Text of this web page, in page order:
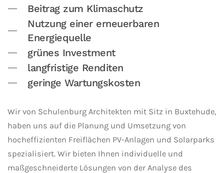
Beitrag zum Klimaschutz
Nutzung einer erneuerbaren
Energiequelle
grünes Investment
langfristige Renditen
geringe Wartungskosten
Wir von Schulenburg Architekten mit Sitz in Buxtehude,
haben uns auf die Planung und Umsetzung von
hocheffizienten Freiflächen PV-Anlagen und Solarparks
spezialisiert. Wir bieten Ihnen individuelle und
maßgeschneiderte Lösungen von der Analyse des